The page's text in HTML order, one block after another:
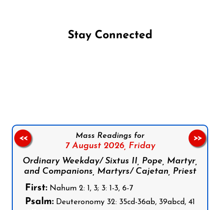
Stay Connected
Mass Readings for
7 August 2026, Friday
Ordinary Weekday/ Sixtus II, Pope, Martyr,
and Companions, Martyrs/ Cajetan, Priest
First: Nahum 2: 1, 3; 3: 1-3, 6-7
Psalm: Deuteronomy 32: 35cd-36ab, 39abcd, 41
<< >>